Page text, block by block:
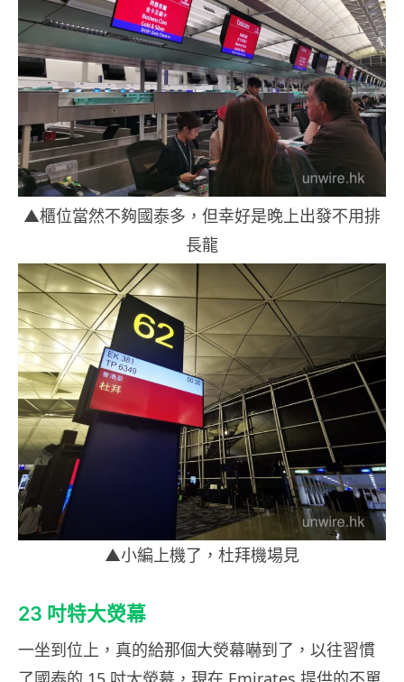
▲櫃位當然不夠國泰多，但幸好是晚上出發不用排
長龍
▲小編上機了，杜拜機場見
23 吋特大熒幕
一坐到位上，真的給那個大熒幕嚇到了，以往習慣